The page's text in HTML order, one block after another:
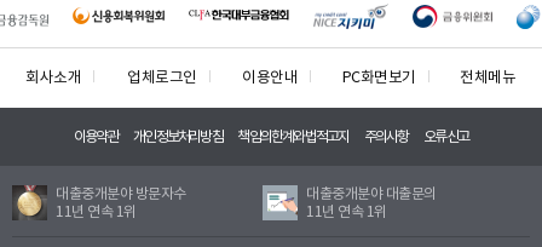
회사소개 업체로그인 이용안내 PC화면보기 전체메뉴
이용약관 개인정보처리방침 책임의한계와법적고지 주의사항 오류신고
대출중개분야 방문자수
11년 연속 1위
대출중개분야 대출문의
11년 연속 1위